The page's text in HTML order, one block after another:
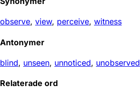
observe, view, perceive, witness
Antonymer
blind, unseen, unnoticed, unobserved
Relaterade ord